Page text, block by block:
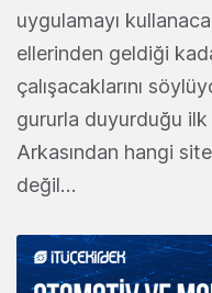
uygulamayı
ellerinden geldiği
çalışacaklarını
gururla duyurduğu
Arkasından hangi
değil…